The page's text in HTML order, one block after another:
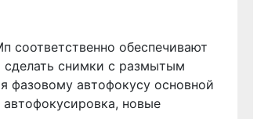
соответственно обеспечивают
снимки с размытым
фазовому автофокусу основной
новые